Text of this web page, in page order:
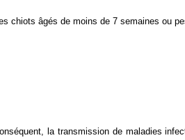
chiots âgés de moins de 7 semaines ou
la transmission de maladies